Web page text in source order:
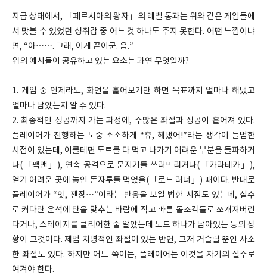
지금 상태에서, 「페르시아의 왕자」의 레벨 통과는 위와 같은 게임들에
서 맛볼 수 있었던 성취감 중 어느 것 하나도 주지 못한다. 어떤 느낌이냐
면, “아……. 그래, 이게 끝이군. 음.”
위의 예시들이 공유하고 있는 요소는 과연 무엇일까?
1. 게임 중 언제라도, 화면을 훑어보기만 하면 목표까지 얼마나 해냈고
얼마나 남았는지 알 수 있다.
2. 최종적인 성공까지 가는 과정에, 수많은 좌절과 성공이 흩어져 있다.
플레이어가 진행하는 도중 소소하게 “휴, 해냈어!”라는 생각이 들법한
시점이 있는데, 이를테면 도트를 다 먹고 나가기 어려운 부분을 돌파하거
나(「팩맨」), 연속 공격으로 문지기를 쓰러뜨리거나(「카라테카」),
얻기 어려운 곳에 놓인 돈자루를 먹었을(「로드 러너」) 때이다. 반대로
플레이어가 “앗, 젠장…”이라는 반응을 보일 법한 시점도 있는데, 실수
로 커다란 운석에 탄을 맞추는 바람에 작고 빠른 돌조각들로 쪼개져버린
다거나, 스테이지를 클리어한 줄 알았는데 도트 하나가 남아있는 등의 상
황이 그것이다. 제법 치명적인 좌절이 있는 반면, 그저 거슬릴 뿐인 사소
한 좌절도 있다. 하지만 어느 쪽이든, 플레이어는 이것을 자기의 실수로
여겨야 한다.